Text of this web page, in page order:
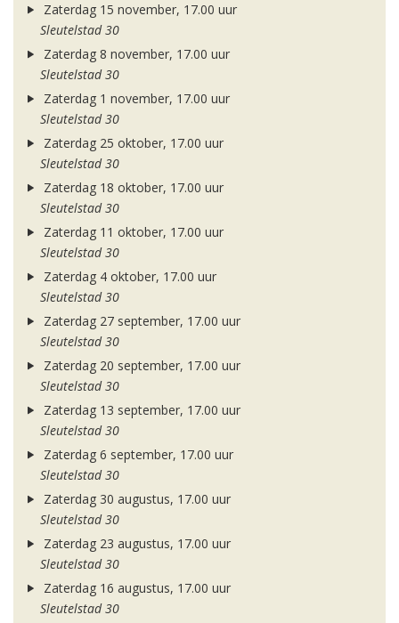
Zaterdag 15 november, 17.00 uur
Sleutelstad 30
Zaterdag 8 november, 17.00 uur
Sleutelstad 30
Zaterdag 1 november, 17.00 uur
Sleutelstad 30
Zaterdag 25 oktober, 17.00 uur
Sleutelstad 30
Zaterdag 18 oktober, 17.00 uur
Sleutelstad 30
Zaterdag 11 oktober, 17.00 uur
Sleutelstad 30
Zaterdag 4 oktober, 17.00 uur
Sleutelstad 30
Zaterdag 27 september, 17.00 uur
Sleutelstad 30
Zaterdag 20 september, 17.00 uur
Sleutelstad 30
Zaterdag 13 september, 17.00 uur
Sleutelstad 30
Zaterdag 6 september, 17.00 uur
Sleutelstad 30
Zaterdag 30 augustus, 17.00 uur
Sleutelstad 30
Zaterdag 23 augustus, 17.00 uur
Sleutelstad 30
Zaterdag 16 augustus, 17.00 uur
Sleutelstad 30